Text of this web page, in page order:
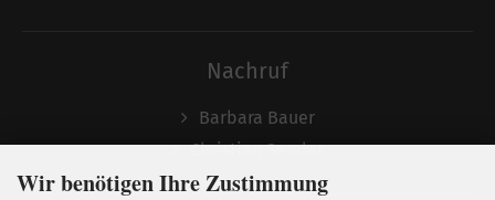
Nachruf
Barbara Bauer
Christian Semler
Wir benötigen Ihre Zustimmung